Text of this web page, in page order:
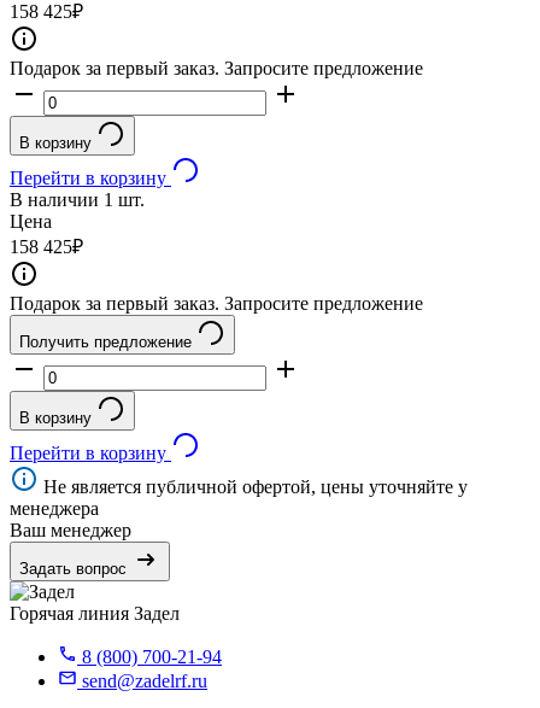
158 425₽
Подарок за первый заказ. Запросите предложение
В корзину
Перейти в корзину
В наличии 1 шт.
Цена
158 425₽
Подарок за первый заказ. Запросите предложение
Получить предложение
В корзину
Перейти в корзину
Не является публичной офертой, цены уточняйте у
менеджера
Ваш менеджер
Задать вопрос
Горячая линия Задел
8 (800) 700-21-94
send@zadelrf.ru